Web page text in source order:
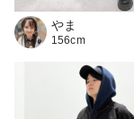
やま
156cm